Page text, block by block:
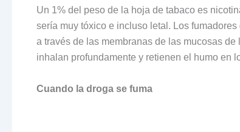
Un 1% del peso de la hoja de tabaco es
sería muy tóxico e incluso letal. Los
a través de las membranas de las mucosas
inhalan profundamente y retienen el humo en
Cuando la droga se fuma